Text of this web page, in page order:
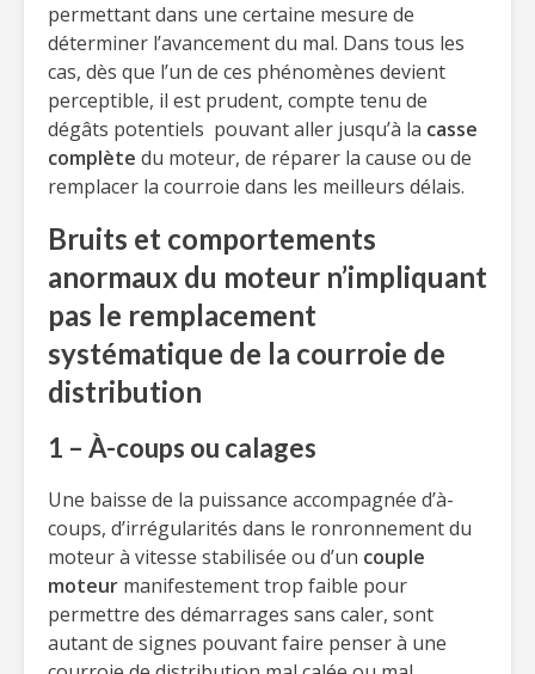
permettant dans une certaine mesure de
déterminer l’avancement du mal. Dans tous les
cas, dès que l’un de ces phénomènes devient
perceptible, il est prudent, compte tenu de
dégâts potentiels pouvant aller jusqu’à la casse
complète du moteur, de réparer la cause ou de
remplacer la courroie dans les meilleurs délais.
Bruits et comportements
anormaux du moteur n’impliquant
pas le remplacement
systématique de la courroie de
distribution
1 – À-coups ou calages
Une baisse de la puissance accompagnée d’à-
coups, d’irrégularités dans le ronronnement du
moteur à vitesse stabilisée ou d’un couple
moteur manifestement trop faible pour
permettre des démarrages sans caler, sont
autant de signes pouvant faire penser à une